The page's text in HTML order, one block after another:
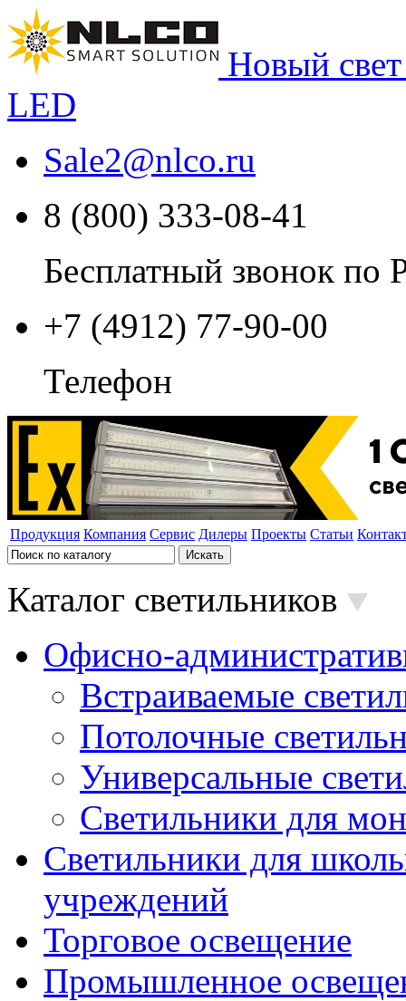
Новый
LED
Sale2@nlco.ru
8 (800) 333-08-41
Бесплатный звонок по
+7 (4912) 77-90-00
Телефон
Продукция Компания Сервис Дилеры Проекты Статьи
Каталог светильников
Офисно-
Встраиваемые
Потолочные
Универсальные
Светильники для
Светильники для
учреждений
Торговое освещение
Промышленное